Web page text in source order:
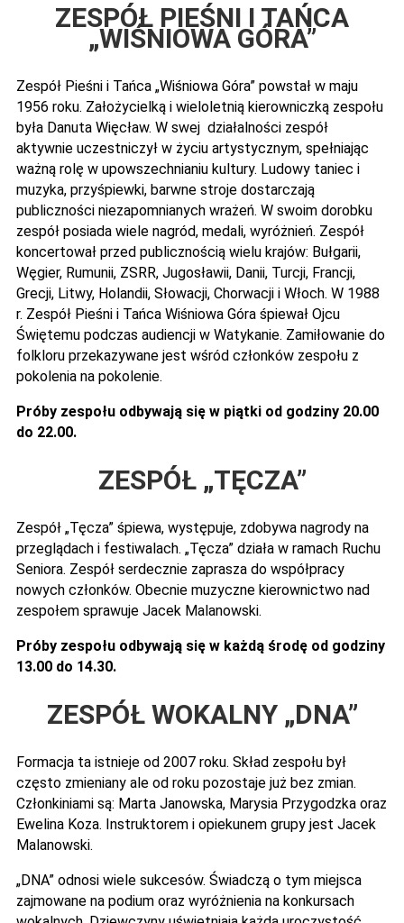
ZESPÓŁ PIEŚNI I TAŃCA
„WIŚNIOWA GÓRA”
Zespół Pieśni i Tańca „Wiśniowa Góra” powstał w maju
1956 roku. Założycielką i wieloletnią kierowniczką zespołu
była Danuta Więcław. W swej działalności zespół
aktywnie uczestniczył w życiu artystycznym, spełniając
ważną rolę w upowszechnianiu kultury. Ludowy taniec i
muzyka, przyśpiewki, barwne stroje dostarczają
publiczności niezapomnianych wrażeń. W swoim dorobku
zespół posiada wiele nagród, medali, wyróżnień. Zespół
koncertował przed publicznością wielu krajów: Bułgarii,
Węgier, Rumunii, ZSRR, Jugosławii, Danii, Turcji, Francji,
Grecji, Litwy, Holandii, Słowacji, Chorwacji i Włoch. W 1988
r. Zespół Pieśni i Tańca Wiśniowa Góra śpiewał Ojcu
Świętemu podczas audiencji w Watykanie. Zamiłowanie do
folkloru przekazywane jest wśród członków zespołu z
pokolenia na pokolenie.
Próby zespołu odbywają się w piątki od godziny 20.00
do 22.00.
ZESPÓŁ „TĘCZA”
Zespół „Tęcza” śpiewa, występuje, zdobywa nagrody na
przeglądach i festiwalach. „Tęcza” działa w ramach Ruchu
Seniora. Zespół serdecznie zaprasza do współpracy
nowych członków. Obecnie muzyczne kierownictwo nad
zespołem sprawuje Jacek Malanowski.
Próby zespołu odbywają się w każdą środę od godziny
13.00 do 14.30.
ZESPÓŁ WOKALNY „DNA”
Formacja ta istnieje od 2007 roku. Skład zespołu był
często zmieniany ale od roku pozostaje już bez zmian.
Członkiniami są: Marta Janowska, Marysia Przygodzka oraz
Ewelina Koza. Instruktorem i opiekunem grupy jest Jacek
Malanowski.
„DNA” odnosi wiele sukcesów. Świadczą o tym miejsca
zajmowane na podium oraz wyróżnienia na konkursach